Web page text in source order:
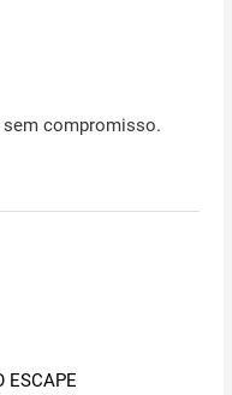
sem compromisso.
ESCAPE